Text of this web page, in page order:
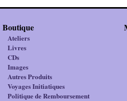
Boutique
Ateliers
Livres
CDs
Images
Autres Produits
Voyages Initiatiques
Politique de Remboursement